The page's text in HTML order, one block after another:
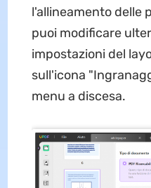
l'allineamento delle
puoi modificare
impostazioni del
sull'icona
menu a discesa.